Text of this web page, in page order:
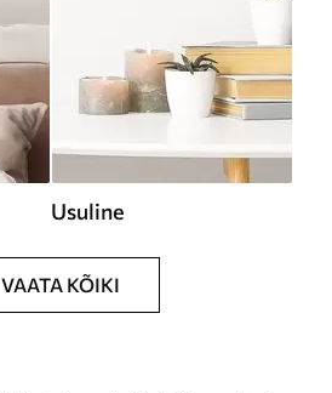
Usuline
VAATA KÕIKI